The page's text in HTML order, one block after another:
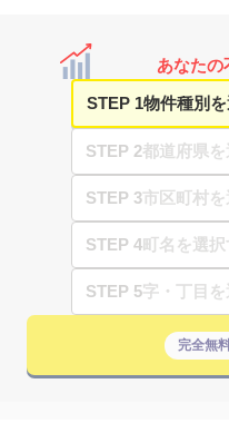
あなたの
STEP 1
STEP 2
STEP 3
STEP 4
STEP 5
完全無